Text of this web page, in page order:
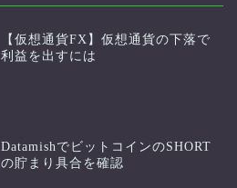
【仮想通貨FX】仮想通貨の下落で
利益を出すには
DatamishでビットコインのSHORT
の貯まり具合を確認